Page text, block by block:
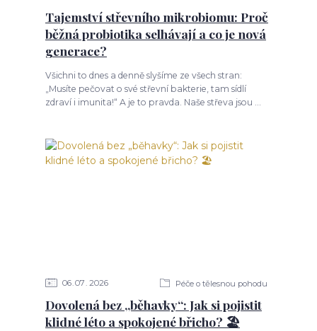
Tajemství střevního mikrobiomu: Proč
běžná probiotika selhávají a co je nová
generace?
Všichni to dnes a denně slyšíme ze všech stran:
„Musíte pečovat o své střevní bakterie, tam sídlí
zdraví i imunita!“ A je to pravda. Naše střeva jsou ...
06 07 2026 Péče o tělesnou pohodu
Dovolená bez „běhavky“: Jak si pojistit
klidné léto a spokojené břicho? 🏖️